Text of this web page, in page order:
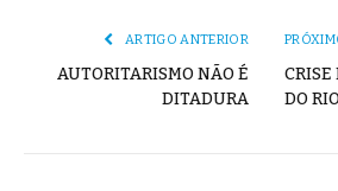
ARTIGO ANTERIOR
AUTORITARISMO NÃO É
DITADURA
CRISE
DO RIO